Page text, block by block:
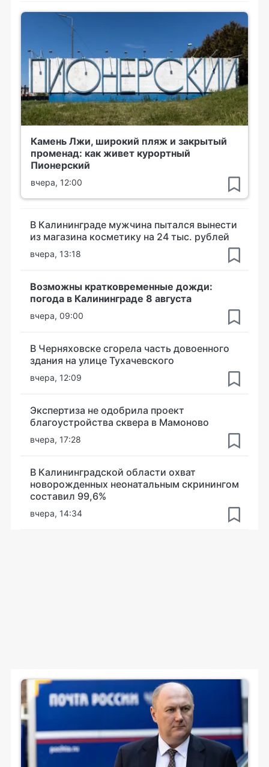
Камень Лжи, широкий пляж и закрытый
променад: как живет курортный
Пионерский
вчера, 12:00
В Калининграде мужчина пытался вынести
из магазина косметику на 24 тыс. рублей
вчера, 13:18
Возможны кратковременные дожди:
погода в Калининграде 8 августа
вчера, 09:00
В Черняховске сгорела часть довоенного
здания на улице Тухачевского
вчера, 12:09
Экспертиза не одобрила проект
благоустройства сквера в Мамоново
вчера, 17:28
В Калининградской области охват
новорожденных неонатальным скринингом
составил 99,6%
вчера, 14:34